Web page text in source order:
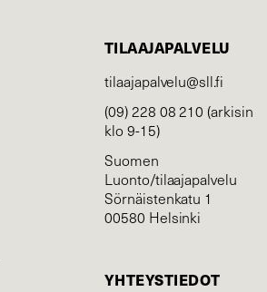
TILAAJAPALVELU
tilaajapalvelu@sll.fi
(09) 228 08 210 (arkisin
klo 9-15)
Suomen
Luonto/tilaajapalvelu
Sörnäistenkatu 1
00580 Helsinki
YHTEYSTIEDOT